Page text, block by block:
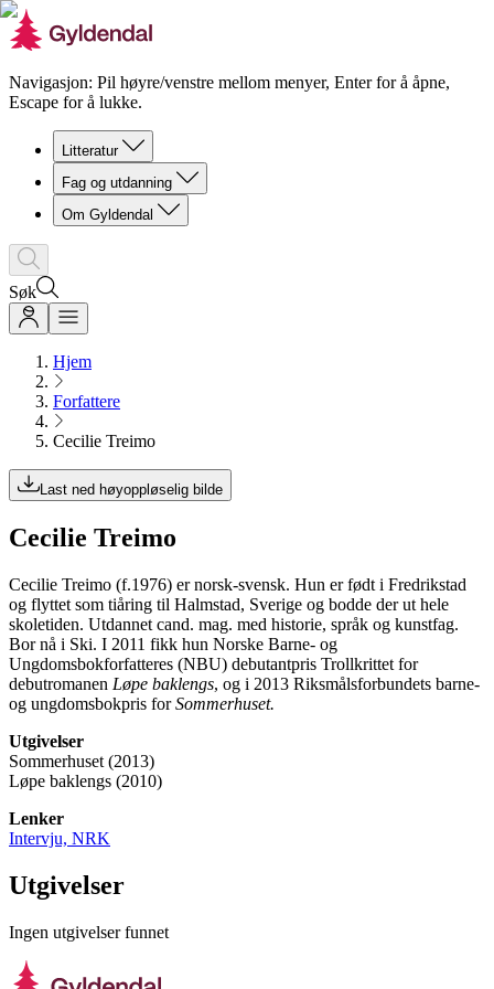
Navigasjon: Pil høyre/venstre mellom menyer, Enter for å åpne,
Escape for å lukke.
Litteratur
Fag og utdanning
Om Gyldendal
Søk
Hjem
Forfattere
Cecilie Treimo
Last ned høyoppløselig bilde
Cecilie Treimo
Cecilie Treimo (f.1976) er norsk-svensk. Hun er født i Fredrikstad
og flyttet som tiåring til Halmstad, Sverige og bodde der ut hele
skoletiden. Utdannet cand. mag. med historie, språk og kunstfag.
Bor nå i Ski. I 2011 fikk hun Norske Barne- og
Ungdomsbokforfatteres (NBU) debutantpris Trollkrittet for
debutromanen Løpe baklengs, og i 2013 Riksmålsforbundets barne-
og ungdomsbokpris forSommerhuset.
Utgivelser
Sommerhuset (2013)
Løpe baklengs (2010)
Lenker
Intervju, NRK
Utgivelser
Ingen utgivelser funnet